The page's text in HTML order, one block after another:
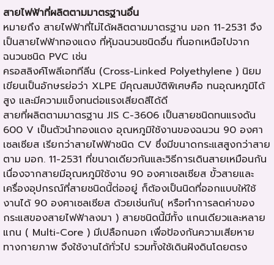
สายไฟฟ้าที่ผลิตตามมาตรฐานอื่น
หมายถึง สายไฟฟ้าที่ไม่ได้ผลิตตามมาตรฐาน มอก 11-2531 จึง
เป็นสายไฟฟ้าทองแดง ที่หุ้มฉนวนชนิดอื่น ที่นอกเหนือไปจาก
ฉนวนชนิด PVC เช่น
ครอสลิงค์โพลีเอททีลีน (Cross-Linked Polyethylene ) นิยม
เขียนเป็นอักษรย่อว่า XLPE มีคุณสมบัติพิเศษคือ ทนอุณหภูมิได้
สูง และมีความแข็งทนต่อแรงเสียดสีได้ดี
สายที่ผลิตตามมาตรฐาน JIS C-3606 เป็นสายชนิดทนแรงดัน
600 V เป็นตัวนำทองแดง อุณหภูมิใช้งานของฉนวน 90 องศา
เซลเซียส เรียกว่าสายไฟฟ้าชนิด CV ซึ่งมีขนาดกระแสสูงกว่าสาย
ตาม มอก. 11-2531 ที่ขนาดเดียวกันและวิธีการเดินสายเหมือนกัน
เนื่องจากสายมีอุณหภูมิใช้งาน 90 องศาเซลเซียส ขั้วสายและ
เครื่องอุปกรณ์ที่สายชนิดนี้ต่ออยู่ ก็ต้องเป็นนิดที่ออกแบบให้ใช้
งานได้ 90 องศาเซลเซียส ด้วยเช่นกัน( หรือทำการลดค่าของ
กระแสของสายไฟฟ้าลงมา ) สายชนิดนี้มีทั้ง แกนเดียวและหลาย
แกน ( Multi-Core ) มีเปลือกนอก เพื่อป้องกันความเสียหาย
ทางกายภาพ จึงใช้งานได้ทั่วไป รวมทั้งใช้เดินฝังดินโดยตรง